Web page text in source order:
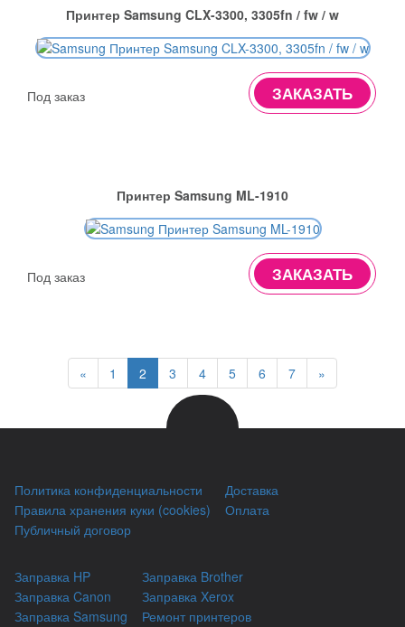
Принтер Samsung CLX-3300, 3305fn / fw / w
Под заказ ЗАКАЗАТЬ
Принтер Samsung ML-1910
Под заказ ЗАКАЗАТЬ
« 1 2 3 4 5 6 7 »
Политика конфиденциальности
Правила хранения куки (cookies)
Публичный договор
Доставка
Оплата
Заправка HP
Заправка Canon
Заправка Samsung
Заправка Brother
Заправка Xerox
Ремонт принтеров